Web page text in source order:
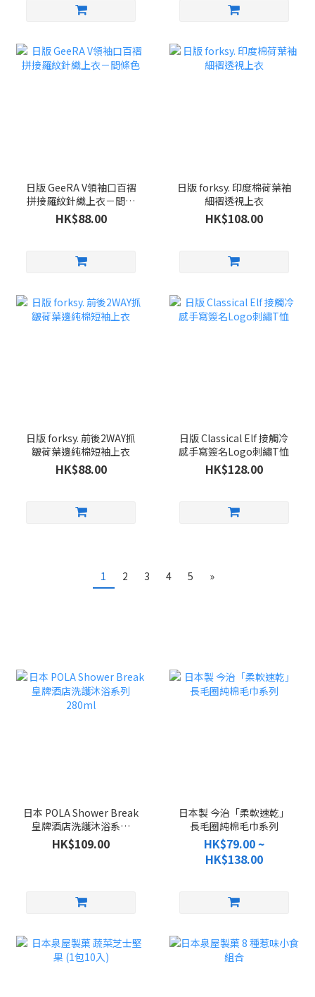
日版 GeeRA V領袖口百褶
拼接羅紋針織上衣－間條
色
HK$88.00
日版 forksy. 印度棉荷葉袖
細褶透視上衣
HK$108.00
日版 forksy. 前後2WAY抓
皺荷葉邊純棉短袖上衣
HK$88.00
日版 Classical Elf 接觸冷
感手寫簽名Logo刺繡T恤
HK$128.00
1 2 3 4 5 »
日本 POLA Shower Break
皇牌酒店洗護沐浴系列
280ml
HK$109.00
日本製 今治「柔軟速乾」
長毛圈純棉毛巾系列
HK$79.00 ~
HK$138.00